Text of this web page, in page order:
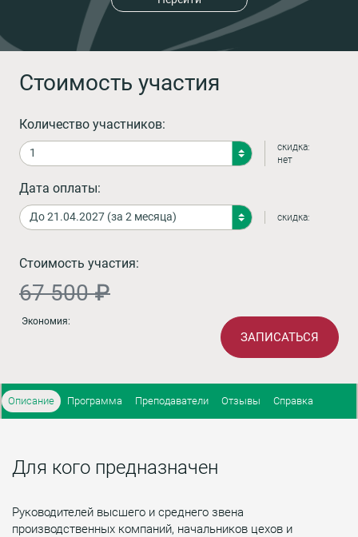
Стоимость участия
Количество участников:
скидка:
нет
Дата оплаты:
скидка:
Стоимость участия:
67 500 ₽
Экономия:
ЗАПИСАТЬСЯ
Описание Программа Преподаватели Отзывы Справка
Для кого предназначен
Руководителей высшего и среднего звена
производственных компаний, начальников цехов и